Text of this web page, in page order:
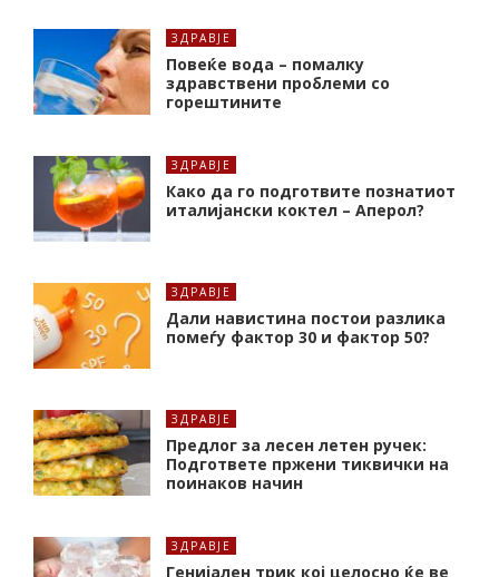
ЗДРАВЈЕ
Повеќе вода – помалку
здравствени проблеми со
горештините
ЗДРАВЈЕ
Како да го подготвите познатиот
италијански коктел – Аперол?
ЗДРАВЈЕ
Дали навистина постои разлика
помеѓу фактор 30 и фактор 50?
ЗДРАВЈЕ
Предлог за лесен летен ручек:
Подгответе пржени тиквички на
поинаков начин
ЗДРАВЈЕ
Генијален трик кој целосно ќе ве